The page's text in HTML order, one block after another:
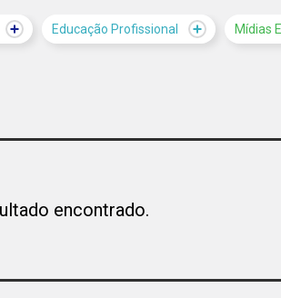
Educação Profissional Mídias
encontrado.